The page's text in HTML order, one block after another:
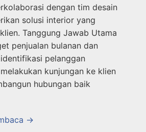
dengan tim desain
solusi interior yang
Tanggung Jawab Utama
penjualan bulanan dan
pelanggan
kunjungan ke klien
hubungan baik
→